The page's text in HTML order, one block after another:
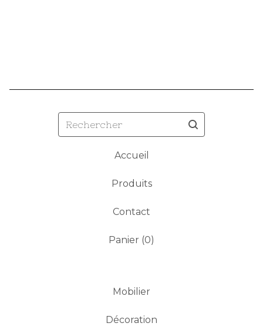
Rechercher
Accueil
Produits
Contact
Panier (0)
Mobilier
Décoration